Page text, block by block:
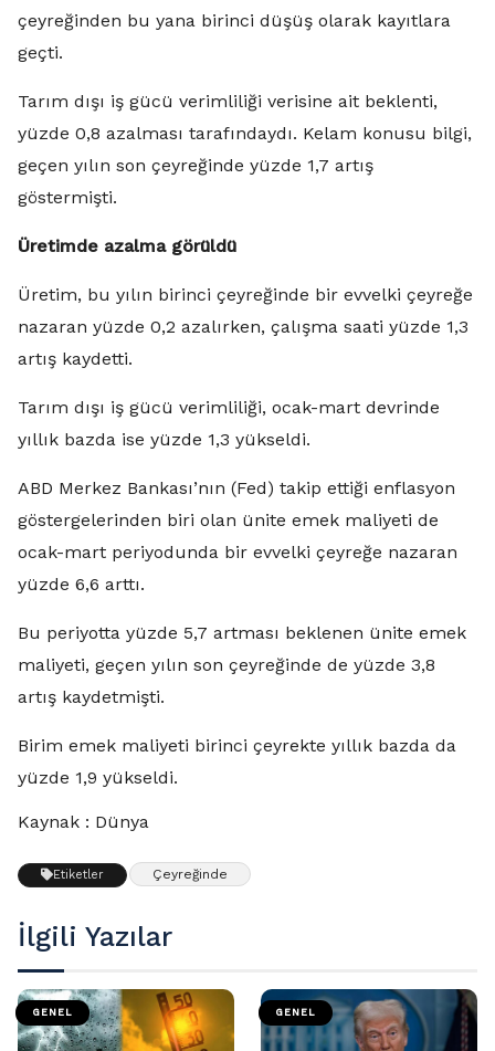
çeyreğinden bu yana birinci düşüş olarak kayıtlara
geçti.
Tarım dışı iş gücü verimliliği verisine ait beklenti,
yüzde 0,8 azalması tarafındaydı. Kelam konusu bilgi,
geçen yılın son çeyreğinde yüzde 1,7 artış
göstermişti.
Üretimde azalma görüldü
Üretim, bu yılın birinci çeyreğinde bir evvelki çeyreğe
nazaran yüzde 0,2 azalırken, çalışma saati yüzde 1,3
artış kaydetti.
Tarım dışı iş gücü verimliliği, ocak-mart devrinde
yıllık bazda ise yüzde 1,3 yükseldi.
ABD Merkez Bankası’nın (Fed) takip ettiği enflasyon
göstergelerinden biri olan ünite emek maliyeti de
ocak-mart periyodunda bir evvelki çeyreğe nazaran
yüzde 6,6 arttı.
Bu periyotta yüzde 5,7 artması beklenen ünite emek
maliyeti, geçen yılın son çeyreğinde de yüzde 3,8
artış kaydetmişti.
Birim emek maliyeti birinci çeyrekte yıllık bazda da
yüzde 1,9 yükseldi.
Kaynak : Dünya
Etiketler Çeyreğinde
İlgili Yazılar
GENEL GENEL